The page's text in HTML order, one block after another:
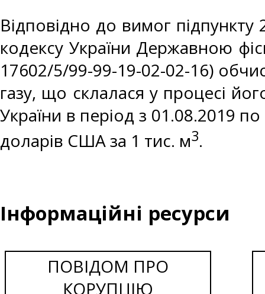
Відповідно до вимог підпункту
кодексу України Державною
17602/5/99-99-19-02-02-16)
газу, що склалася у процесі
України в період з 01.08.2019
доларів США за 1 тис. м3.
Інформаційні ресурси
ПОВІДОМ ПРО
КОРУПЦІЮ